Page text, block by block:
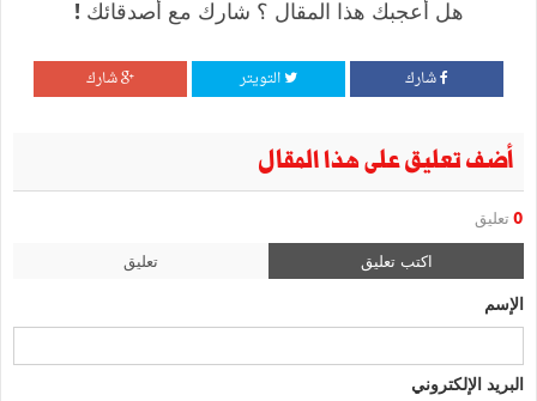
هل أعجبك هذا المقال ؟ شارك مع أصدقائك !
شارك التويتر شارك
أضف تعليق على هذا المقال
0 تعليق
اكتب تعليق تعليق
الإسم
البريد الإلكتروني